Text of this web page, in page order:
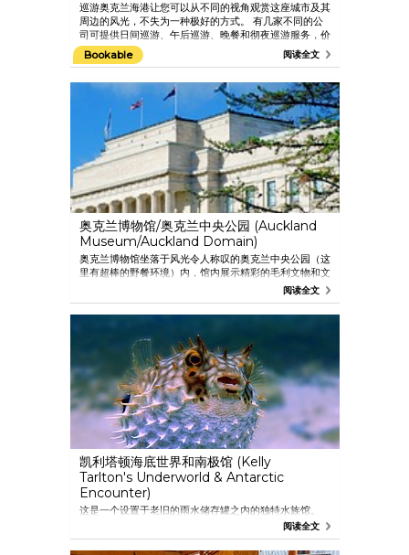
巡游奥克兰海港让您可以从不同的视角观赏这座城市及其
周边的风光，不失为一种极好的方式。 有几家不同的公
司可提供日间巡游、午后巡游、晚餐和彻夜巡游服务，价
格也很多元化： 逃离小岛之游 (Island Escape Cruises)
电话： +64 9 358 1717 网页：
轮服务 (Fullers Auckland Harbour Cruises and Ferry
Services) 地址： 奥克兰 Ferry 大厦 电话： +64 9 367
9111 网页： www.fullers.co.nz 360 Discovery 电话：
+64 9 307 8005，或 0800 888 006（新西兰境内） 网
页： www.360discovery.co.nz
Bookable 阅读全文
奥克兰博物馆/奥克兰中央公园 (Auckland
Museum/Auckland Domain)
奥克兰博物馆坐落于风光令人称叹的奥克兰中央公园（这
里有超棒的野餐环境）内，馆内展示精彩的毛利文物和文
化。 毛利人演出包括欢迎舞、火球舞 (poi dance)、竹竿
游戏 (stick game)、武器展览 (weaponry display) 和哈
卡舞 (haka)。 继演出之后是对毛利馆 (Maori court) 的
介绍，该馆中收藏了国内最精致的一系列毛利人艺术珍宝
(Maori Taonga)。 毛利文化表演在每日上午 11:00、12:00
以及下午 13:30 进行。 表演持续 20 分钟，之后便是导游
带领游览毛利和太平洋美术馆 (Maori and Pacific
Galleries)。
阅读全文
凯利塔顿海底世界和南极馆 (Kelly
Tarlton's Underworld & Antarctic
Encounter)
这是一个设置于老旧的雨水储存罐之内的独特水族馆。
丙烯酸树脂隧道穿过人行道的上方，重新营造一种在新西
兰海岸边潜水的氛围。
阅读全文